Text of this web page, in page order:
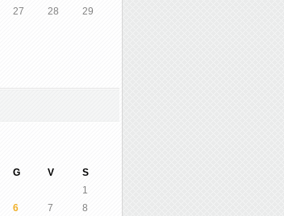
27 28
29
G V S
1
6 7
8